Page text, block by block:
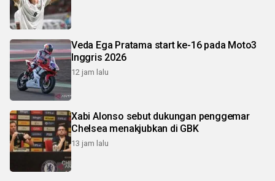
Veda Ega Pratama start ke-16 pada Moto3
Inggris 2026
12 jam lalu
Xabi Alonso sebut dukungan penggemar
Chelsea menakjubkan di GBK
13 jam lalu